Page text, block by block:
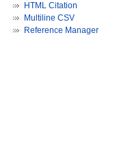
HTML Citation
Multiline CSV
Reference Manager